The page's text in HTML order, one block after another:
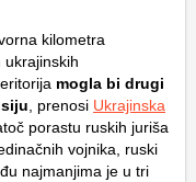
kilometra
mogla bi drugi
, prenosi Ukrajinska
porastu ruskih juriša
vojnika, ruski
najmanjima je u tri